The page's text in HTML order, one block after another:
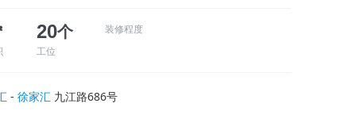
20个
工位
装修程度
- 徐家汇 九江路686号